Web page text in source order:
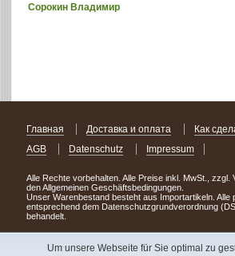
Um unsere Webseite für Sie optimal zu
Сорокин Владимир
Главная Доставка и оплата
Как
AGB
Datenschutz Impressum
Alle Rechte vorbehalten. Alle Preise inkl. MwSt., zzgl.
den Allgemeinen Geschäftsbedingungen.
Unser Warenbestand besteht aus Importartikeln. Alle
entsprechend dem Datenschutzgrundverordnung
behandelt.
Сделав заказ сегодня, уже через день или два
НОВИНКИ из Германии! Удачного поиска!